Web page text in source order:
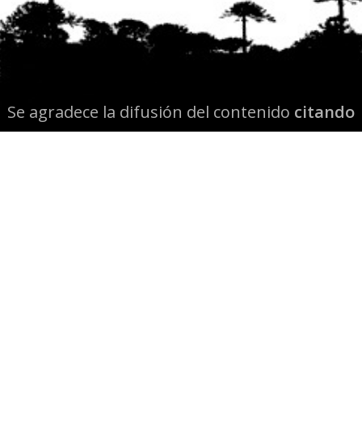
Se agradece la difusión del contenido citando
la fuente www.mapuexpress.org